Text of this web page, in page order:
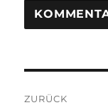
ZURÜCK